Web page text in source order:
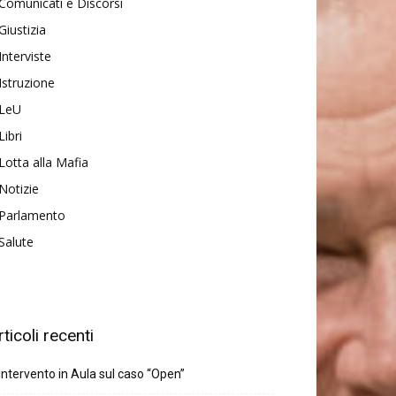
alla Mafia
recenti
in Aula sul caso “Open”